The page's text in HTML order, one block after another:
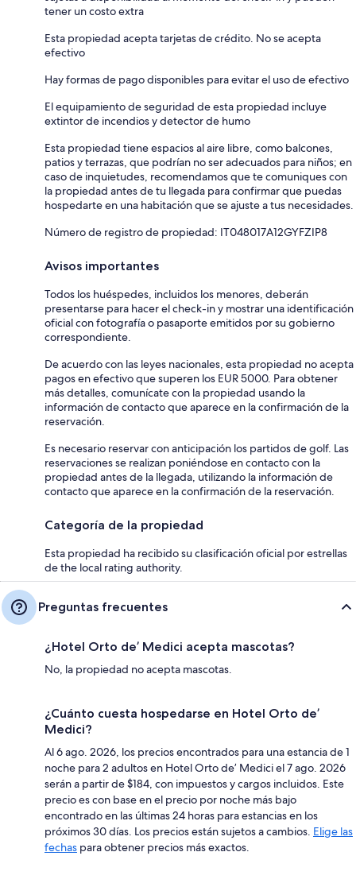
tener un costo extra
Esta propiedad acepta tarjetas de crédito. No se acepta
efectivo
Hay formas de pago disponibles para evitar el uso de efectivo
El equipamiento de seguridad de esta propiedad incluye
extintor de incendios y detector de humo
Esta propiedad tiene espacios al aire libre, como balcones,
patios y terrazas, que podrían no ser adecuados para niños; en
caso de inquietudes, recomendamos que te comuniques con
la propiedad antes de tu llegada para confirmar que puedas
hospedarte en una habitación que se ajuste a tus necesidades.
Número de registro de propiedad: IT048017A12GYFZIP8
Avisos importantes
Todos los huéspedes, incluidos los menores, deberán
presentarse para hacer el check-in y mostrar una identificación
oficial con fotografía o pasaporte emitidos por su gobierno
correspondiente.
De acuerdo con las leyes nacionales, esta propiedad no acepta
pagos en efectivo que superen los EUR 5000. Para obtener
más detalles, comunícate con la propiedad usando la
información de contacto que aparece en la confirmación de la
reservación.
Es necesario reservar con anticipación los partidos de golf. Las
reservaciones se realizan poniéndose en contacto con la
propiedad antes de la llegada, utilizando la información de
contacto que aparece en la confirmación de la reservación.
Categoría de la propiedad
Esta propiedad ha recibido su clasificación oficial por estrellas
de the local rating authority.
Preguntas frecuentes
¿Hotel Orto de’ Medici acepta mascotas?
No, la propiedad no acepta mascotas.
¿Cuánto cuesta hospedarse en Hotel Orto de’
Medici?
Al 6 ago. 2026, los precios encontrados para una estancia de 1
noche para 2 adultos en Hotel Orto de’ Medici el 7 ago. 2026
serán a partir de $184, con impuestos y cargos incluidos. Este
precio es con base en el precio por noche más bajo
encontrado en las últimas 24 horas para estancias en los
próximos 30 días. Los precios están sujetos a cambios. Elige las
fechas para obtener precios más exactos.